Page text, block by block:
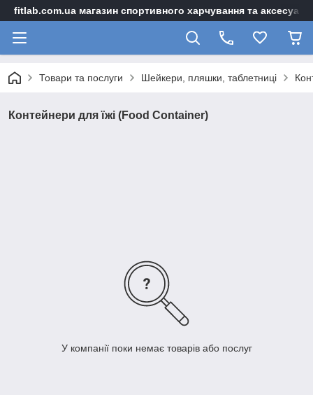
fitlab.com.ua магазин спортивного харчування та
Товари та послуги Шейкери, пляшки, таблетниці
Контейнери для їжі (Food Container)
У компанії поки немає товарів або послуг